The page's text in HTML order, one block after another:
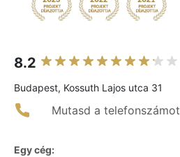
8.2
Budapest, Kossuth Lajos utca 31
Mutasd a telefonszámot
Egy cég: